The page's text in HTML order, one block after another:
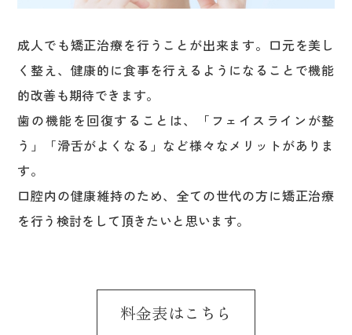
成人でも矯正治療を行うことが出来ます。口元を美し
く整え、健康的に食事を行えるようになることで機能
的改善も期待できます。
歯の機能を回復することは、「フェイスラインが整
う」「滑舌がよくなる」など様々なメリットがありま
す。
口腔内の健康維持のため、全ての世代の方に矯正治療
を行う検討をして頂きたいと思います。
料金表はこちら